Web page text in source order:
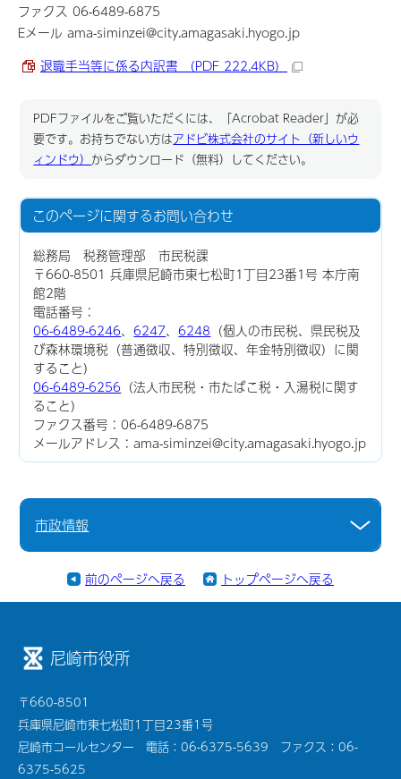
ファクス 06-6489-6875
Eメール ama-siminzei@city.amagasaki.hyogo.jp
退職手当等に係る内訳書 （PDF 222.4KB）
PDFファイルをご覧いただくには、「Acrobat Reader」が必
要です。お持ちでない方はアドビ株式会社のサイト（新しいウ
ィンドウ） からダウンロード（無料）してください。
このページに関するお問い合わせ
総務局 税務管理部 市民税課
〒660-8501 兵庫県尼崎市東七松町1丁目23番1号 本庁南
館2階
電話番号：
06-6489-6246、6247、6248 （個人の市民税、県民税及
び森林環境税（普通徴収、特別徴収、年金特別徴収）に関
すること）
06-6489-6256 （法人市民税・市たばこ税・入湯税に関す
ること）
ファクス番号：06-6489-6875
メールアドレス：ama-siminzei@city.amagasaki.hyogo.jp
市政情報
前のページへ戻る トップページへ戻る
尼崎市役所
〒660-8501
兵庫県尼崎市東七松町1丁目23番1号
尼崎市コールセンター 電話：06-6375-5639 ファクス：06-
6375-5625